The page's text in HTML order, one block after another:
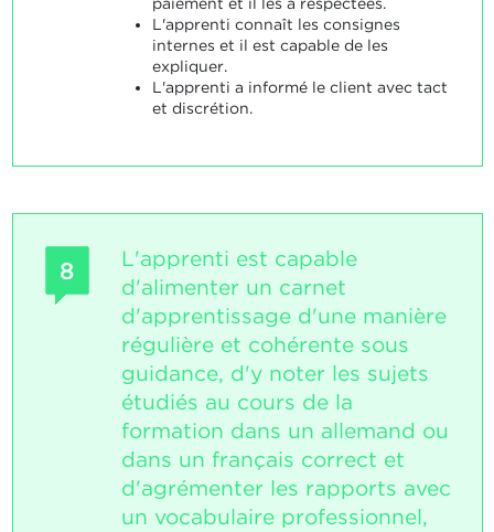
L'apprenti connaît les consignes
internes et il est capable de les
expliquer.
L'apprenti a informé le client avec tact
et discrétion.
8
L'apprenti est capable
d'alimenter un carnet
d'apprentissage d'une manière
régulière et cohérente sous
guidance, d'y noter les sujets
étudiés au cours de la
formation dans un allemand ou
dans un français correct et
d'agrémenter les rapports avec
un vocabulaire professionnel,